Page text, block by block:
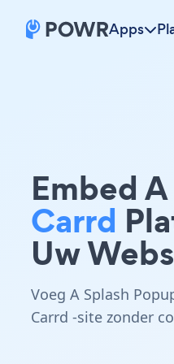
Apps
Embed
Carrd
Uw
Voeg A Splash
Carrd -site zonder